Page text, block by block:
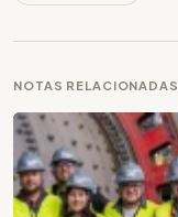
NOTAS RELACIONADAS